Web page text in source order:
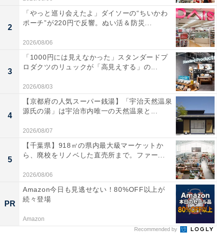
2
「やっと巡り会えたよ」ダイソーの“ちいかわ
ポーチ”が220円で反響。ぬい活＆防災...
2026/08/06
3
「1000円には見えなかった」スタンダードプ
ロダクツのリュックが「高見えする」の...
2026/08/03
4
【京都府の人気スーパー銭湯】「宇治天然温泉
源氏の湯」は宇治市内唯一の天然温泉と...
2026/08/07
5
【千葉県】918㎡の県内最大級マーケットか
ら、廃校をリノベした直売所まで。ファー...
2026/08/06
PR
Amazon今日も見逃せない！80%OFF以上が
続々登場
Amazon
Recommended by